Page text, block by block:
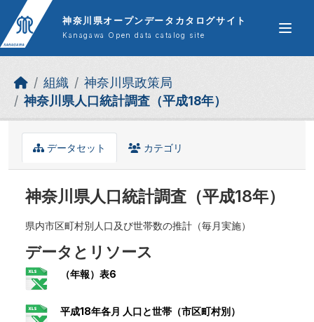
Skip to main content
神奈川県オープンデータカタログサイト
Kanagawa Open data catalog site
組織
神奈川県政策局
神奈川県人口統計調査（平成18年）
データセット カテゴリ
神奈川県人口統計調査（平成18年）
県内市区町村別人口及び世帯数の推計（毎月実施）
データとリソース
（年報）表6
平成18年各月 人口と世帯（市区町村別）